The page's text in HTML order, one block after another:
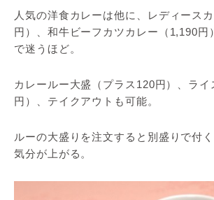
人気の洋食カレーは他に、レディース
円）、和牛ビーフカツカレー（1,190円
で迷うほど。
カレールー大盛（プラス120円）、ラ
円）、テイクアウトも可能。
ルーの大盛りを注文すると別盛りで付
気分が上がる。